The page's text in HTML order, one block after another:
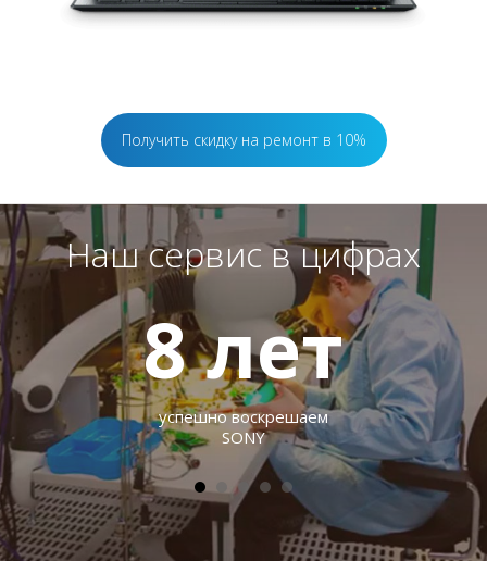
Получить скидку на ремонт в 10%
Наш сервис в цифрах
8лет
успешно воскрешаем
SONY